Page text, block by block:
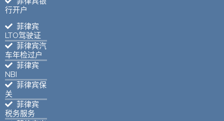
行开户
菲律宾
LTO驾驶证
菲律宾汽
车年检过户
菲律宾
NBI
菲律宾保
关
菲律宾
税务服务